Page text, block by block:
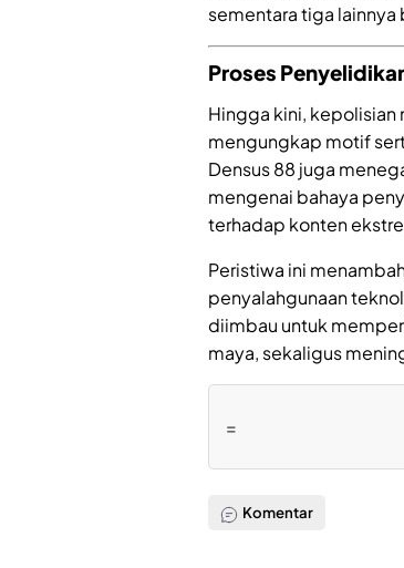
sementara tiga
Proses
Hingga kini, kepolisian
mengungkap motif
Densus 88 juga
mengenai bahaya
terhadap konten
Peristiwa ini
penyalahgunaan
diimbau untuk
maya, sekaligus
=
Komentar